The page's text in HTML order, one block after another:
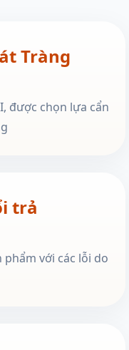
Tràng
được chọn lựa cẩn
trả
với các lỗi do